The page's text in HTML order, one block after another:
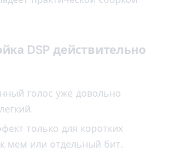
DSP действительно
голос уже довольно
только для коротких
мем или отдельный бит.